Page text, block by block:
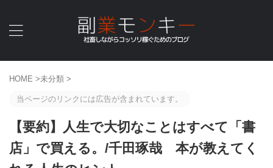
HOME >未分類 >
当ページのリンクには広告が含まれています。
【要約】人生で大切なことはすべて「書
店」で買える。/千田琢哉 本が教えてく